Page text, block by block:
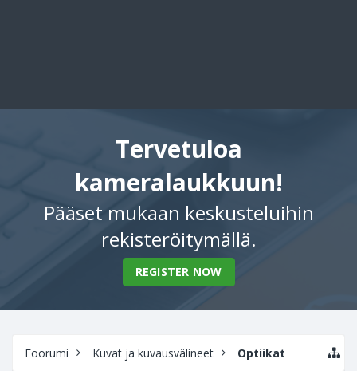
Tervetuloa
kameralaukkuun!
Pääset mukaan keskusteluihin
rekisteröitymällä.
REGISTER NOW
Foorumi Kuvat ja kuvausvälineet Optiikat